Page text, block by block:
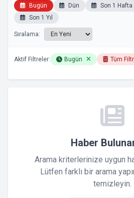
Bugün Dün Son 1 Hafta
Son 1 Yıl
Sıralama:
Aktif Filtreler: Bugün
Tüm
Haber
Arama kriterlerinize uygun
Lütfen farklı bir arama
temizleyin.